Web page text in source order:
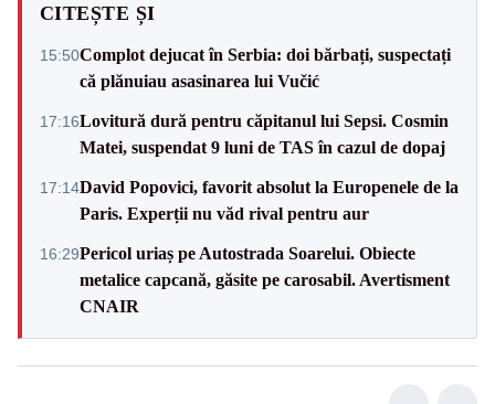
CITEȘTE ȘI
15:50Complot dejucat în Serbia: doi bărbați, suspectați
că plănuiau asasinarea lui Vučić
17:16Lovitură dură pentru căpitanul lui Sepsi. Cosmin
Matei, suspendat 9 luni de TAS în cazul de dopaj
17:14David Popovici, favorit absolut la Europenele de la
Paris. Experții nu văd rival pentru aur
16:29Pericol uriaș pe Autostrada Soarelui. Obiecte
metalice capcană, găsite pe carosabil. Avertisment
CNAIR